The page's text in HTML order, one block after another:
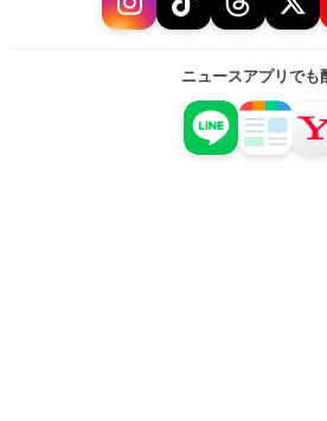
ニュースアプリでも